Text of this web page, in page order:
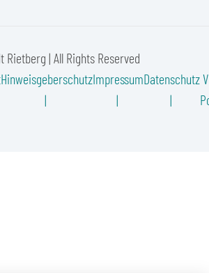
| All Rights Reserved
HinweisgeberschutzImpressumDatenschutz